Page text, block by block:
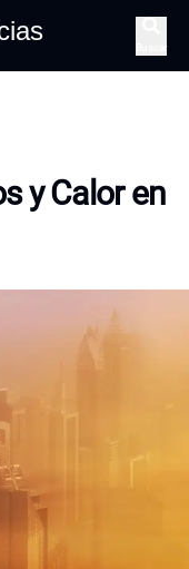
y Calor en